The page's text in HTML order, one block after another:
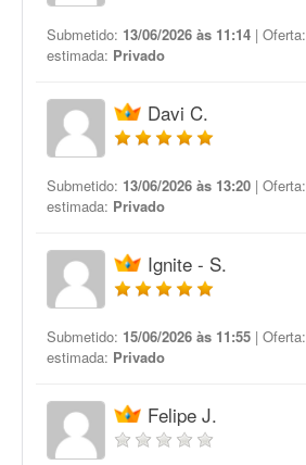
Submetido: 13/06/2026 às 11:14 | Oferta:
estimada: Privado
Davi C.
Submetido: 13/06/2026 às 13:20 | Oferta:
estimada: Privado
Ignite - S.
Submetido: 15/06/2026 às 11:55 | Oferta:
estimada: Privado
Felipe J.